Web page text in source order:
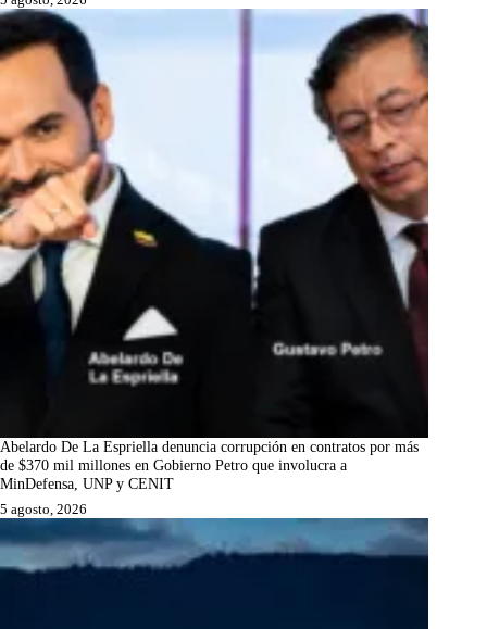
Abelardo De La Espriella denuncia corrupción en contratos por más
de $370 mil millones en Gobierno Petro que involucra a
MinDefensa, UNP y CENIT
5 agosto, 2026